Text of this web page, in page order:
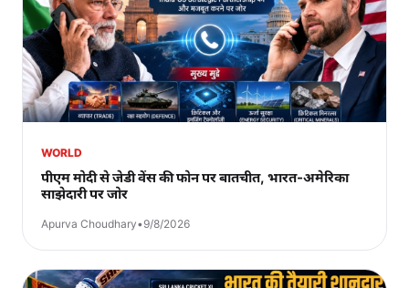
WORLD
पीएम मोदी से जेडी वेंस की फोन पर बातचीत, भारत-अमेरिका
साझेदारी पर जोर
Apurva Choudhary•9/8/2026